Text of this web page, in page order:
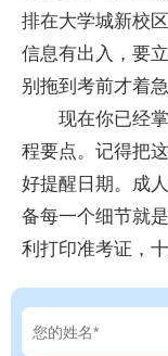
排在大学城新校
信息有出入，要
别拖到考前才着急
现在你已经
程要点。记得把
好提醒日期。成
备每一个细节就
利打印准考证，